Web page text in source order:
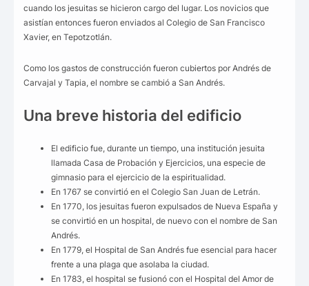
cuando los jesuitas se hicieron cargo del lugar. Los novicios que
asistían entonces fueron enviados al Colegio de San Francisco
Xavier, en Tepotzotlán.
Como los gastos de construcción fueron cubiertos por Andrés de
Carvajal y Tapia, el nombre se cambió a San Andrés.
Una breve historia del edificio
El edificio fue, durante un tiempo, una institución jesuita
llamada Casa de Probación y Ejercicios, una especie de
gimnasio para el ejercicio de la espiritualidad.
En 1767 se convirtió en el Colegio San Juan de Letrán.
En 1770, los jesuitas fueron expulsados de Nueva España y
se convirtió en un hospital, de nuevo con el nombre de San
Andrés.
En 1779, el Hospital de San Andrés fue esencial para hacer
frente a una plaga que asolaba la ciudad.
En 1783, el hospital se fusionó con el Hospital del Amor de